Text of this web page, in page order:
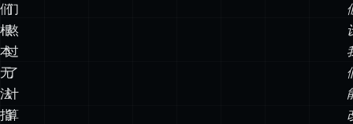
们
根
本
无
法
指
们
熬
过
了
计
算